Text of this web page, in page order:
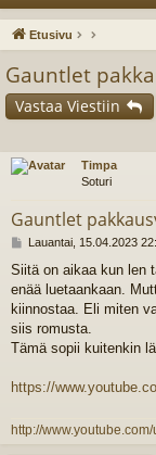
ku
ua
lu
t
Etusivu
Gauntlet
Vastaa Viestiin
Timpa
Soturi
Gauntlet
V
e
s
t
i
Lauantai, 15.04.2023
Siitä on aikaa kun len
enää luetaankaan.
kiinnostaa. Eli miten
siis romusta.
Tämä sopii kuitenkin
https://
http://